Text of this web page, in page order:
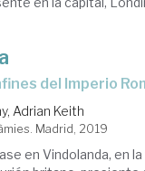
del Imperio
Adrian Keith
Madrid, 2019
en Vindolanda, en